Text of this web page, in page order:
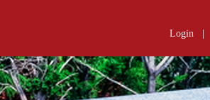
Login